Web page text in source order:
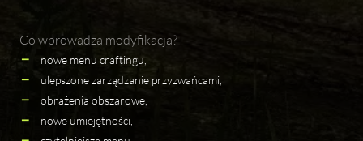
Co wprowadza modyfikacja?
nowe menu craftingu,
ulepszone zarządzanie przyzwańcami,
obrażenia obszarowe,
nowe umiejętności,